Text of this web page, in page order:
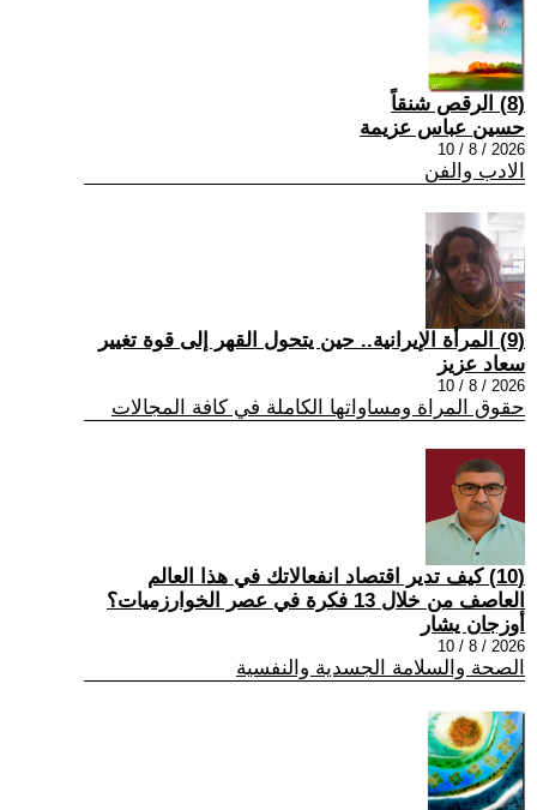
(8) الرقص شنقاً
حسين عباس عزيمة
2026 / 8 / 10
الادب والفن
(9) المرأة الإيرانية.. حين يتحول القهر إلى قوة تغيير
سعاد عزيز
2026 / 8 / 10
حقوق المراة ومساواتها الكاملة في كافة المجالات
(10) كيف تدير اقتصاد انفعالاتك في هذا العالم
العاصف من خلال 13 فكرة في عصر الخوارزميات؟
أوزجان يشار
2026 / 8 / 10
الصحة والسلامة الجسدية والنفسية